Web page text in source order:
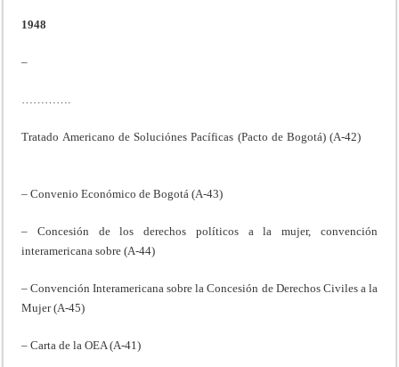
1948
–
Tratado Americano de Soluciónes Pacíficas (Pacto de Bogotá) (A-42)
– Convenio Económico de Bogotá (A-43)
– Concesión de los derechos políticos a la mujer, convención
interamericana sobre (A-44)
– Convención Interamericana sobre la Concesión de Derechos Civiles a la
Mujer (A-45)
– Carta de la OEA (A-41)